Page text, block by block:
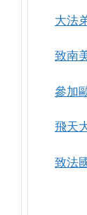
大法
致南
參加
飛天
致法